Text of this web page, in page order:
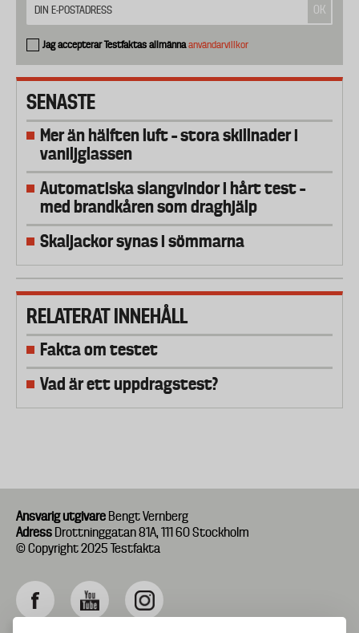
Jag accepterar Testfaktas allmännaanvändarvillkor
SENASTE
Mer än hälften luft – stora skillnader i
vaniljglassen
Automatiska slangvindor i hårt test –
med brandkåren som draghjälp
Skaljackor synas i sömmarna
RELATERAT INNEHÅLL
Fakta om testet
Vad är ett uppdragstest?
Ansvarig utgivare Bengt Vernberg
Adress Drottninggatan 81A, 111 60 Stockholm
© Copyright 2025 Testfakta